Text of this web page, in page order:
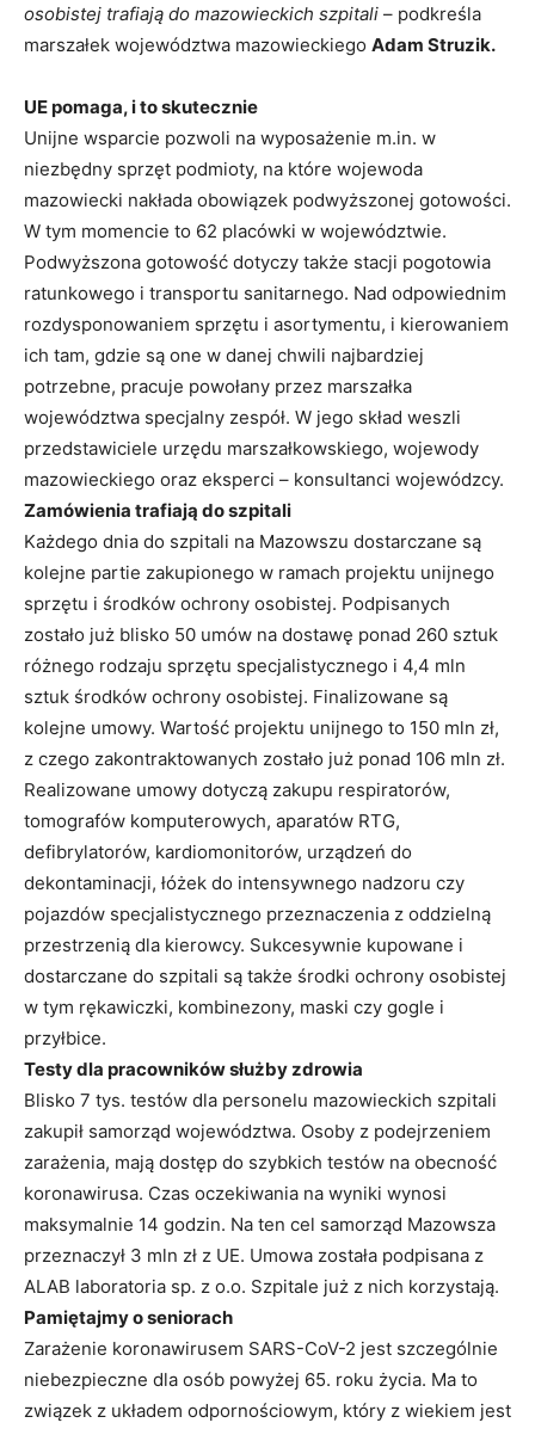
osobistej trafiają do mazowieckich szpitali – podkreśla
marszałek województwa mazowieckiego Adam Struzik.
UE pomaga, i to skutecznie
Unijne wsparcie pozwoli na wyposażenie m.in. w
niezbędny sprzęt podmioty, na które wojewoda
mazowiecki nakłada obowiązek podwyższonej gotowości.
W tym momencie to 62 placówki w województwie.
Podwyższona gotowość dotyczy także stacji pogotowia
ratunkowego i transportu sanitarnego. Nad odpowiednim
rozdysponowaniem sprzętu i asortymentu, i kierowaniem
ich tam, gdzie są one w danej chwili najbardziej
potrzebne, pracuje powołany przez marszałka
województwa specjalny zespół. W jego skład weszli
przedstawiciele urzędu marszałkowskiego, wojewody
mazowieckiego oraz eksperci – konsultanci wojewódzcy.
Zamówienia trafiają do szpitali
Każdego dnia do szpitali na Mazowszu dostarczane są
kolejne partie zakupionego w ramach projektu unijnego
sprzętu i środków ochrony osobistej. Podpisanych
zostało już blisko 50 umów na dostawę ponad 260 sztuk
różnego rodzaju sprzętu specjalistycznego i 4,4 mln
sztuk środków ochrony osobistej. Finalizowane są
kolejne umowy. Wartość projektu unijnego to 150 mln zł,
z czego zakontraktowanych zostało już ponad 106 mln zł.
Realizowane umowy dotyczą zakupu respiratorów,
tomografów komputerowych, aparatów RTG,
defibrylatorów, kardiomonitorów, urządzeń do
dekontaminacji, łóżek do intensywnego nadzoru czy
pojazdów specjalistycznego przeznaczenia z oddzielną
przestrzenią dla kierowcy. Sukcesywnie kupowane i
dostarczane do szpitali są także środki ochrony osobistej
w tym rękawiczki, kombinezony, maski czy gogle i
przyłbice.
Testy dla pracowników służby zdrowia
Blisko 7 tys. testów dla personelu mazowieckich szpitali
zakupił samorząd województwa. Osoby z podejrzeniem
zarażenia, mają dostęp do szybkich testów na obecność
koronawirusa. Czas oczekiwania na wyniki wynosi
maksymalnie 14 godzin. Na ten cel samorząd Mazowsza
przeznaczył 3 mln zł z UE. Umowa została podpisana z
ALAB laboratoria sp. z o.o. Szpitale już z nich korzystają.
Pamiętajmy o seniorach
Zarażenie koronawirusem SARS-CoV-2 jest szczególnie
niebezpieczne dla osób powyżej 65. roku życia. Ma to
związek z układem odpornościowym, który z wiekiem jest